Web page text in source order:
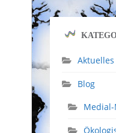
Aktuelles
Blog